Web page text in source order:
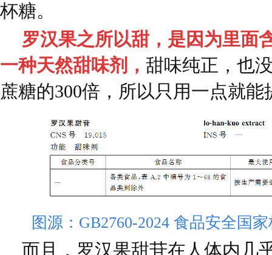
杯糖。
罗汉果之所以甜，是因为里面
一种天然甜味剂， 甜味纯正，也
蔗糖的300倍，所以只用一点就
图源：GB2760-2024 食品安全国
而且，罗汉果甜苷在人体内几